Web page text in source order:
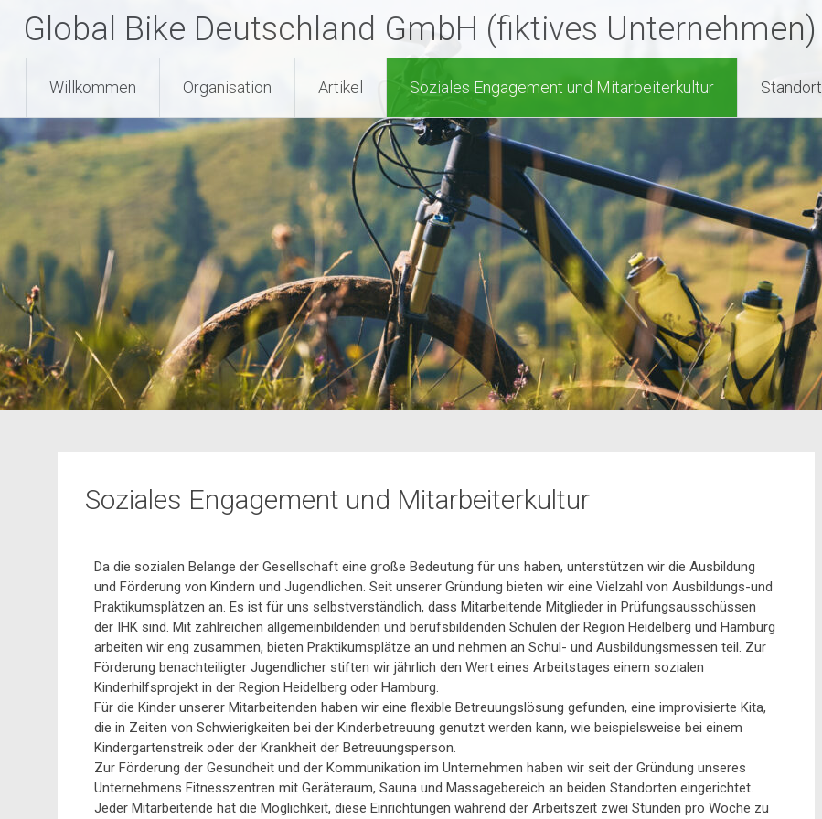
Global Bike Deutschland GmbH (fiktives Unternehmen)
Willkommen Organisation Artikel Soziales Engagement und Mitarbeiterkultur Standort
Soziales Engagement und Mitarbeiterkultur
Da die sozialen Belange der Gesellschaft eine große Bedeutung für uns haben, unterstützen wir die Ausbildung
und Förderung von Kindern und Jugendlichen. Seit unserer Gründung bieten wir eine Vielzahl von Ausbildungs-und
Praktikumsplätzen an. Es ist für uns selbstverständlich, dass Mitarbeitende Mitglieder in Prüfungsausschüssen
der IHK sind. Mit zahlreichen allgemeinbildenden und berufsbildenden Schulen der Region Heidelberg und Hamburg
arbeiten wir eng zusammen, bieten Praktikumsplätze an und nehmen an Schul- und Ausbildungsmessen teil. Zur
Förderung benachteiligter Jugendlicher stiften wir jährlich den Wert eines Arbeitstages einem sozialen
Kinderhilfsprojekt in der Region Heidelberg oder Hamburg.
Für die Kinder unserer Mitarbeitenden haben wir eine flexible Betreuungslösung gefunden, eine improvisierte Kita,
die in Zeiten von Schwierigkeiten bei der Kinderbetreuung genutzt werden kann, wie beispielsweise bei einem
Kindergartenstreik oder der Krankheit der Betreuungsperson.
Zur Förderung der Gesundheit und der Kommunikation im Unternehmen haben wir seit der Gründung unseres
Unternehmens Fitnesszentren mit Geräteraum, Sauna und Massagebereich an beiden Standorten eingerichtet.
Jeder Mitarbeitende hat die Möglichkeit, diese Einrichtungen während der Arbeitszeit zwei Stunden pro Woche zu